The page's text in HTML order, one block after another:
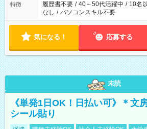
特徴 履歴書不要 / 40～50代活躍中 / 10名
なし / パソコンスキル不要
気になる！ 応募する
未読
《単発1日OK！日払い可》＊文
シール貼り